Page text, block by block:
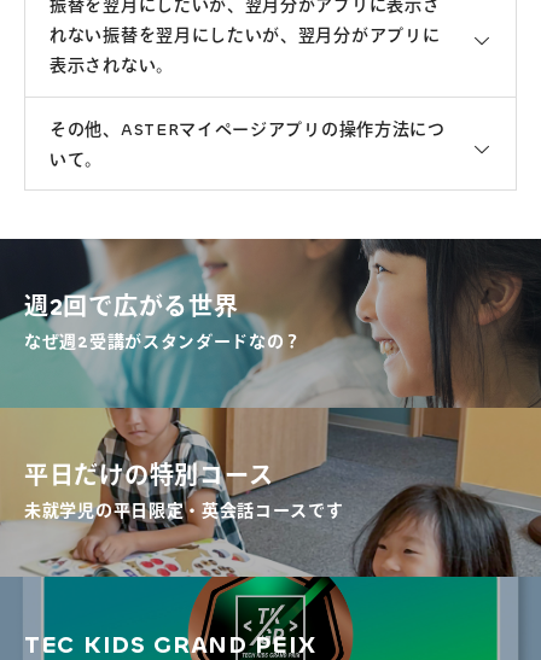
振替を翌月にしたいが、翌月分がアプリに表示さ
れない振替を翌月にしたいが、翌月分がアプリに
表示されない。
その他、ASTERマイページアプリの操作方法につ
いて。
週2回で広がる世界
なぜ週2受講がスタンダードなの？
平日だけの特別コース
未就学児の平日限定・英会話コースです
TEC KIDS GRAND PEIX